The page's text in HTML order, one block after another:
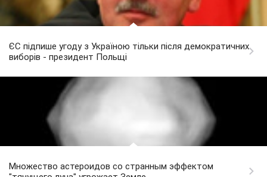
ЄС підпише угоду з Україною тільки після демократичних
виборів - президент Польщі
Множество астероидов со странным эффектом